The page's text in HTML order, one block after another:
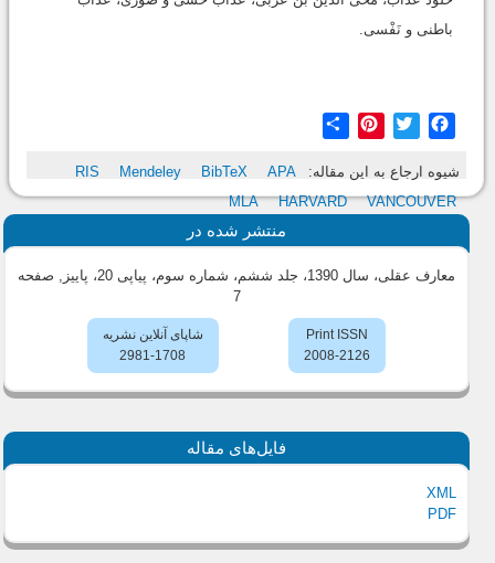
باطنی و نَفْسی.
Facebook
Twitter
Pinterest
شیوه ارجاع به این مقاله: RIS Mendeley BibTeX
APA
MLA
HARVARD VANCOUVER
منتشر شده در
معارف عقلی، سال 1390، جلد ششم، شماره سوم، پیاپی 20، پاییز
, صفحه
7
Print ISSN
2008-2126
شاپای آنلاین نشریه
2981-1708
فایل‌های مقاله
XML
PDF